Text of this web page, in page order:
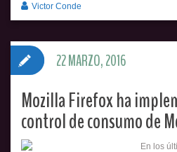
Victor Conde
Mozilla Firefox ha
control de consumo de
En los
22 MARZO, 2016